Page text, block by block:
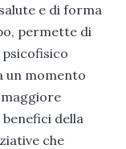
e di forma
permette di
un momento
della
che